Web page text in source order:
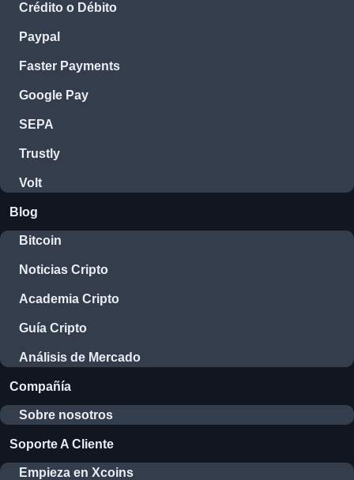
Crédito o Débito
Paypal
Faster Payments
Google Pay
SEPA
Trustly
Volt
Blog
Bitcoin
Noticias Cripto
Academia Cripto
Guía Cripto
Análisis de Mercado
Compañía
Sobre nosotros
Soporte A Cliente
Empieza en Xcoins